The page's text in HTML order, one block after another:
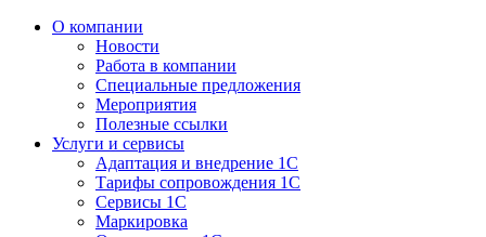
О компании
Новости
Работа в компании
Специальные предложения
Мероприятия
Полезные ссылки
Услуги и сервисы
Адаптация и внедрение 1С
Тарифы сопровождения 1С
Сервисы 1С
Маркировка